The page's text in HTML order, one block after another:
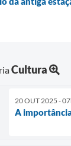
Cultura
20 OUT 2025 -
A